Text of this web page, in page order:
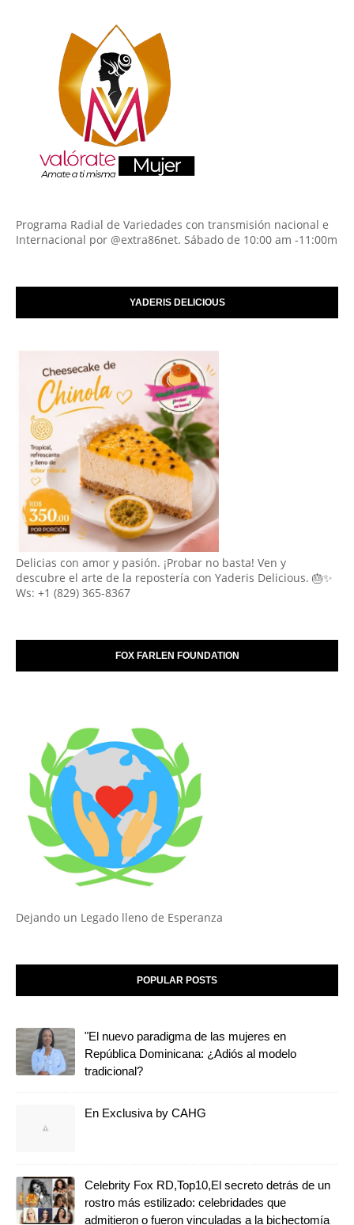
Programa Radial de Variedades con transmisión nacional e
Internacional por @extra86net. Sábado de 10:00 am -11:00m
YADERIS DELICIOUS
Delicias con amor y pasión. ¡Probar no basta! Ven y
descubre el arte de la repostería con Yaderis Delicious. 🎂✨
Ws: +1 (829) 365-8367
FOX FARLEN FOUNDATION
Dejando un Legado lleno de Esperanza
POPULAR POSTS
"El nuevo paradigma de las mujeres en
República Dominicana: ¿Adiós al modelo
tradicional?
En Exclusiva by CAHG
Celebrity Fox RD,Top10,El secreto detrás de un
rostro más estilizado: celebridades que
admitieron o fueron vinculadas a la bichectomía